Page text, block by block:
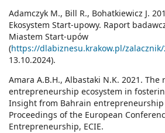
Adamczyk M., Bill R., Bohatkiewicz J.
Ekosystem Start-upowy. Raport
Miastem Start-upów
(https://dlabiznesu.krakow.pl/zalacznik/
13.10.2024).
Amara A.B.H., Albastaki N.K. 2021. The
entrepreneurship ecosystem in
Insight from Bahrain entrepreneurship
Proceedings of the European
Entrepreneurship, ECIE.